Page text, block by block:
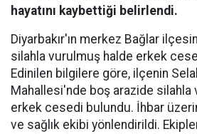
hayatını kaybettiği belirlendi.
Diyarbakır'ın merkez Bağlar
silahla vurulmuş halde erkek
Edinilen bilgilere göre, ilçenin
Mahallesi'nde boş arazide silahla
erkek cesedi bulundu. İhbar
ve sağlık ekibi yönlendirildi.